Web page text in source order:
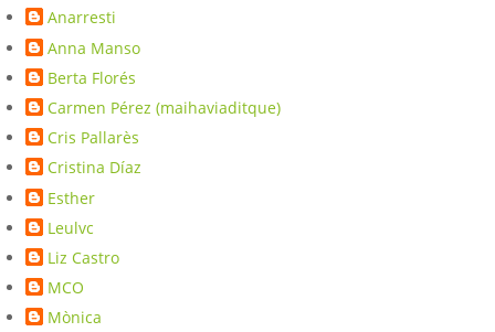
Anarresti
Anna Manso
Berta Florés
Carmen Pérez (maihaviaditque)
Cris Pallarès
Cristina Díaz
Esther
Leulvc
Liz Castro
MCO
Mònica